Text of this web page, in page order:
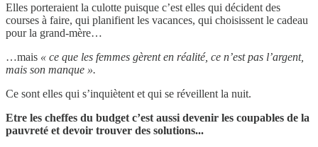
Elles porteraient la culotte puisque c’est elles qui décident des
courses à faire, qui planifient les vacances, qui choisissent le cadeau
pour la grand-mère…
…mais « ce que les femmes gèrent en réalité, ce n’est pas l’argent,
mais son manque ».
Ce sont elles qui s’inquiètent et qui se réveillent la nuit.
Etre les cheffes du budget c’est aussi devenir les coupables de la
pauvreté et devoir trouver des solutions...